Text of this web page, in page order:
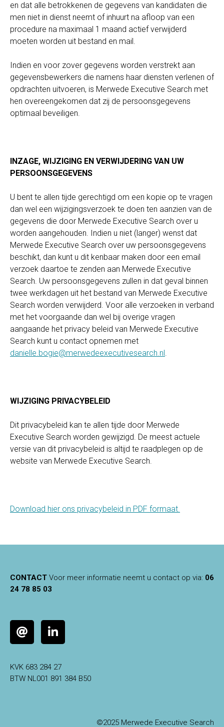
en dat alle betrokkenen de gegevens van kandidaten die
men niet in dienst neemt of inhuurt na afloop van een
procedure na maximaal 1 maand actief verwijderd
moeten worden uit bestand en mail.
Indien en voor zover gegevens worden verstrekt aan
gegevensbewerkers die namens haar diensten verlenen of
opdrachten uitvoeren, is Merwede Executive Search met
hen overeengekomen dat zij de persoonsgegevens
optimaal beveiligen.
INZAGE, WIJZIGING EN VERWIJDERING VAN UW
PERSOONSGEGEVENS
U bent te allen tijde gerechtigd om een kopie op te vragen
dan wel een wijzigingsverzoek te doen ten aanzien van de
gegevens die door Merwede Executive Search over u
worden aangehouden. Indien u niet (langer) wenst dat
Merwede Executive Search over uw persoonsgegevens
beschikt, dan kunt u dit kenbaar maken door een email
verzoek daartoe te zenden aan Merwede Executive
Search. Uw persoonsgegevens zullen in dat geval binnen
twee werkdagen uit het bestand van Merwede Executive
Search worden verwijderd. Voor alle verzoeken in verband
met het voorgaande dan wel bij overige vragen
aangaande het privacy beleid van Merwede Executive
Search kunt u contact opnemen met
danielle.bogie@merwedeexecutivesearch.nl.
WIJZIGING PRIVACYBELEID
Dit privacybeleid kan te allen tijde door Merwede
Executive Search worden gewijzigd. De meest actuele
versie van dit privacybeleid is altijd te raadplegen op de
website van Merwede Executive Search.
Download hier ons privacybeleid in PDF formaat.
CONTACT Voor meer informatie neemt u contact op via: 06
24 78 85 03
KVK 683 284 27
BTW NL001 891 384 B50
©2025 Merwede Executive Search